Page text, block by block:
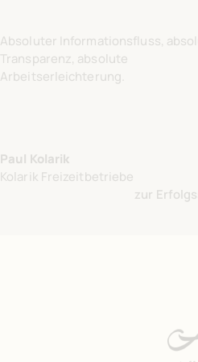
Absoluter Informationsfluss,
Transparenz, absolute
Arbeitserleichterung.
Paul Kolarik
Kolarik Freizeitbetriebe
zur
Absoluter Informationsfluss,
Transparenz, absolute
Arbeitserleichterung.
Paul Kolarik
Kolarik Freizeitbetriebe
zur